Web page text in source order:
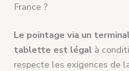
France ?
Le pointage via un
tablette est légal à
respecte les exigences de